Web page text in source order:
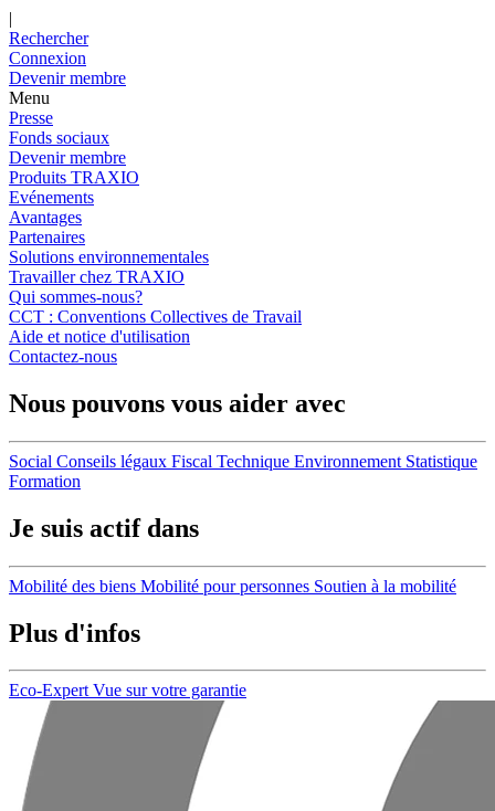
|
Rechercher
Connexion
Devenir membre
Menu
Presse
Fonds sociaux
Devenir membre
Produits TRAXIO
Evénements
Avantages
Partenaires
Solutions environnementales
Travailler chez TRAXIO
Qui sommes-nous?
CCT : Conventions Collectives de Travail
Aide et notice d'utilisation
Contactez-nous
Nous pouvons vous aider avec
Social Conseils légaux Fiscal Technique Environnement Statistique
Formation
Je suis actif dans
Mobilité des biens Mobilité pour personnes Soutien à la mobilité
Plus d'infos
Eco-Expert Vue sur votre garantie